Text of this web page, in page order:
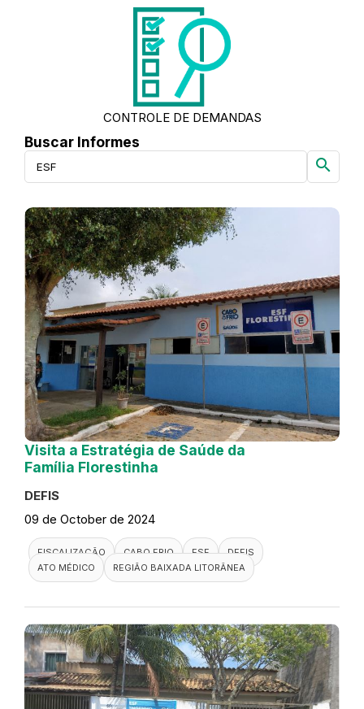
CONTROLE DE DEMANDAS
Buscar Informes
search
Visita a Estratégia de Saúde da
Família Florestinha
DEFIS
09 de October de 2024
FISCALIZAÇÃO CABO FRIO ESF
DEFIS
ATO MÉDICO
REGIÃO BAIXADA LITORÂNEA